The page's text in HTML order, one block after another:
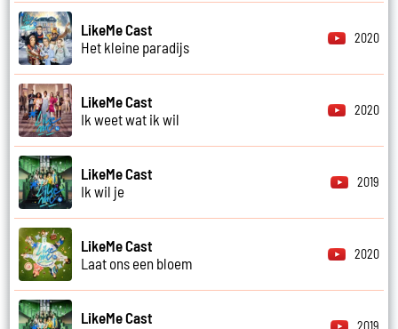
LikeMe Cast
Het kleine paradijs
2020
LikeMe Cast
Ik weet wat ik wil
2020
LikeMe Cast
Ik wil je
2019
LikeMe Cast
Laat ons een bloem
2020
LikeMe Cast